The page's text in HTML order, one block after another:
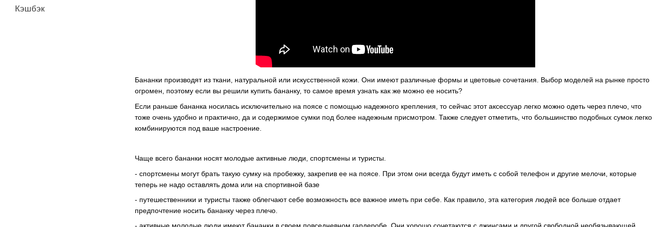
Бананки производят из ткани, натуральной или искусственной кожи. Они имеют различные формы и цветовые сочетания. Выбор моделей на рынке просто
огромен, поэтому если вы решили купить бананку, то самое время узнать как же можно ее носить?
Если раньше бананка носилась исключительно на поясе с помощью надежного крепления, то сейчас этот аксессуар легко можно одеть через плечо, что
тоже очень удобно и практично, да и содержимое сумки под более надежным присмотром. Также следует отметить, что большинство подобных сумок легко
комбинируются под ваше настроение.
Чаще всего бананки носят молодые активные люди, спортсмены и туристы.
- спортсмены могут брать такую сумку на пробежку, закрепив ее на поясе. При этом они всегда будут иметь с собой телефон и другие мелочи, которые
теперь не надо оставлять дома или на спортивной базе
- путешественники и туристы также облегчают себе возможность все важное иметь при себе. Как правило, эта категория людей все больше отдает
предпочтение носить бананку через плечо.
Кэшбэк